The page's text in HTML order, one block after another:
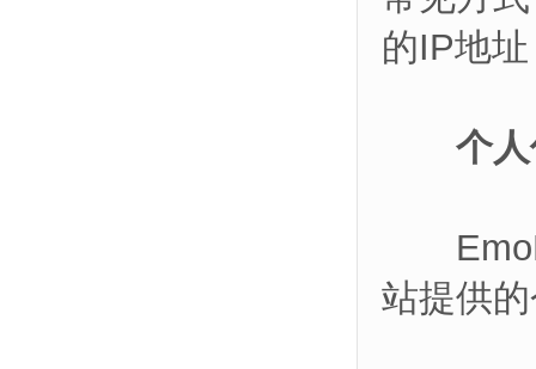
的IP地
个
站提供